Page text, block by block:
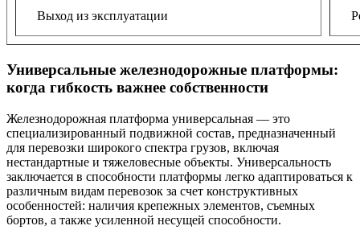
Выход из эксплуатации
Универсальные железнодорожные платформы:
когда гибкость важнее собственности
Железнодорожная платформа универсальная — это
специализированный подвижной состав, предназначенный
для перевозки широкого спектра грузов, включая
нестандартные и тяжеловесные объекты. Универсальность
заключается в способности платформы легко адаптироваться к
различным видам перевозок за счет конструктивных
особенностей: наличия крепежных элементов, съемных
бортов, а также усиленной несущей способности.